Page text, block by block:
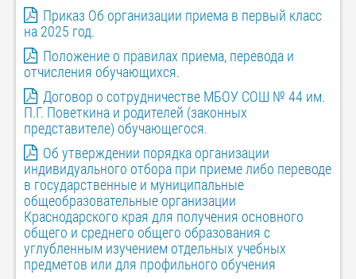
Приказ Об организации приема в первый класс
на 2025 год.
Положение о правилах приема, перевода и
отчисления обучающихся.
Договор о сотрудничестве МБОУ СОШ № 44 им.
П.Г. Поветкина и родителей (законных
представителе) обучающегося.
Об утверждении порядка организации
индивидуального отбора при приеме либо переводе
в государственные и муниципальные
общеобразовательные организации
Краснодарского края для получения основного
общего и среднего общего образования с
углубленным изучением отдельных учебных
предметов или для профильного обучения